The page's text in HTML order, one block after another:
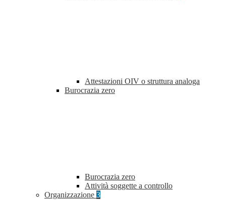
Attestazioni OIV o struttura analoga
Burocrazia zero
Burocrazia zero
Attività soggette a controllo
Organizzazione 3